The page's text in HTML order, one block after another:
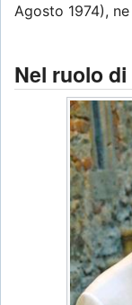
Agosto 1974),
Nel ruolo